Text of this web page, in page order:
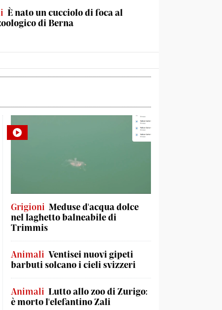
È nato un cucciolo di foca al
di Berna
Grigioni Meduse d'acqua dolce
nel laghetto balneabile di
Trimmis
Animali Ventisei nuovi gipeti
barbuti solcano i cieli svizzeri
Animali Lutto allo zoo di Zurigo:
è morto l'elefantino Zali